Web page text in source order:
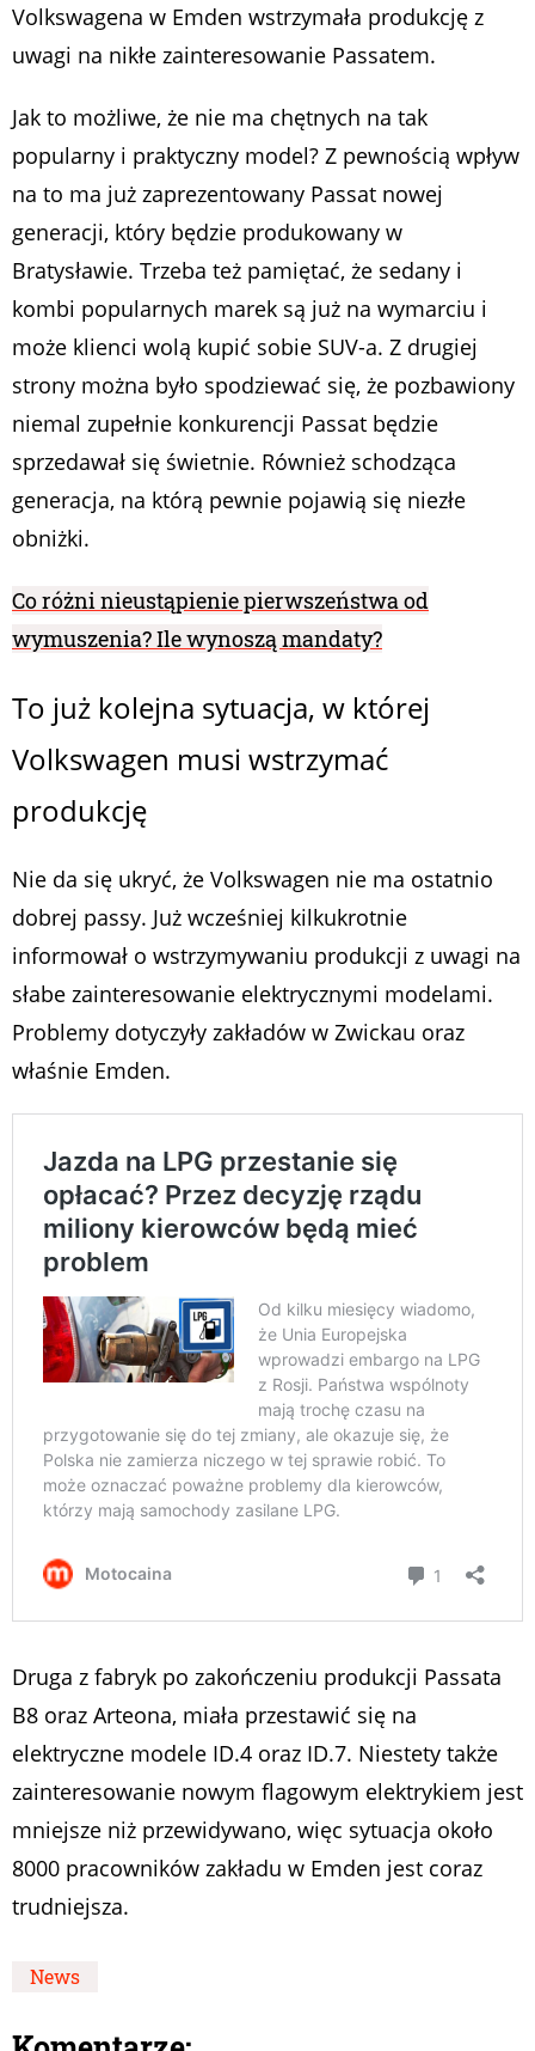
Volkswagena w Emden wstrzymała produkcję z
uwagi na nikłe zainteresowanie Passatem.
Jak to możliwe, że nie ma chętnych na tak
popularny i praktyczny model? Z pewnością wpływ
na to ma już zaprezentowany Passat nowej
generacji, który będzie produkowany w
Bratysławie. Trzeba też pamiętać, że sedany i
kombi popularnych marek są już na wymarciu i
może klienci wolą kupić sobie SUV-a. Z drugiej
strony można było spodziewać się, że pozbawiony
niemal zupełnie konkurencji Passat będzie
sprzedawał się świetnie. Również schodząca
generacja, na którą pewnie pojawią się niezłe
obniżki.
Co różni nieustąpienie pierwszeństwa od
wymuszenia? Ile wynoszą mandaty?
To już kolejna sytuacja, w której
Volkswagen musi wstrzymać
produkcję
Nie da się ukryć, że Volkswagen nie ma ostatnio
dobrej passy. Już wcześniej kilkukrotnie
informował o wstrzymywaniu produkcji z uwagi na
słabe zainteresowanie elektrycznymi modelami.
Problemy dotyczyły zakładów w Zwickau oraz
właśnie Emden.
Druga z fabryk po zakończeniu produkcji Passata
B8 oraz Arteona, miała przestawić się na
elektryczne modele ID.4 oraz ID.7. Niestety także
zainteresowanie nowym flagowym elektrykiem jest
mniejsze niż przewidywano, więc sytuacja około
8000 pracowników zakładu w Emden jest coraz
trudniejsza.
News